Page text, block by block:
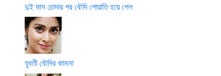
দুই মাস চোদার পর বৌদি পোয়াতি হয়ে গেল
যুবতী বৌদির কামনা